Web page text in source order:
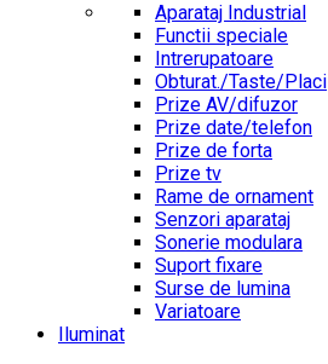
Aparataj Industrial
Functii speciale
Intrerupatoare
Obturat./Taste/Placi
Prize AV/difuzor
Prize date/telefon
Prize de forta
Prize tv
Rame de ornament
Senzori aparataj
Sonerie modulara
Suport fixare
Surse de lumina
Variatoare
Iluminat